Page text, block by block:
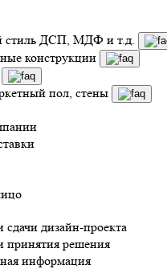
стиль ДСП, МДФ и т.д.
конструкции
пол, стены
дизайн-проекта
принятия решения
информация